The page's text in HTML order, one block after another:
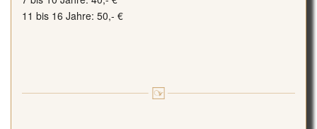
11 bis 16 Jahre: 50,- €